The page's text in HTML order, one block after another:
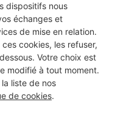
dispositifs nous
échanges et
de mise en relation.
cookies, les refuser,
Votre choix est
modifié à tout moment.
liste de nos
de cookies.